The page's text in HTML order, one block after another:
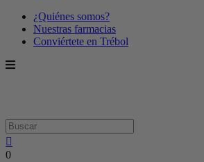
¿Quiénes somos?
Nuestras farmacias
Conviértete en Trébol
0